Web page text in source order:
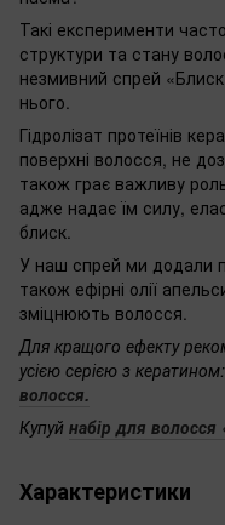
Такі експерименти
структури та стану
незмивний спрей
нього.
Гідролізат протеїнів
поверхні волосся, не
також грає важливу
адже надає їм силу,
блиск.
У наш спрей ми додали
також ефірні олії
зміцнюють волосся.
Для кращого ефекту
усією серією з кератином:
волосся.
Купуй набір для волосся
Характеристики